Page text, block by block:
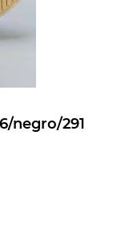
negro/291